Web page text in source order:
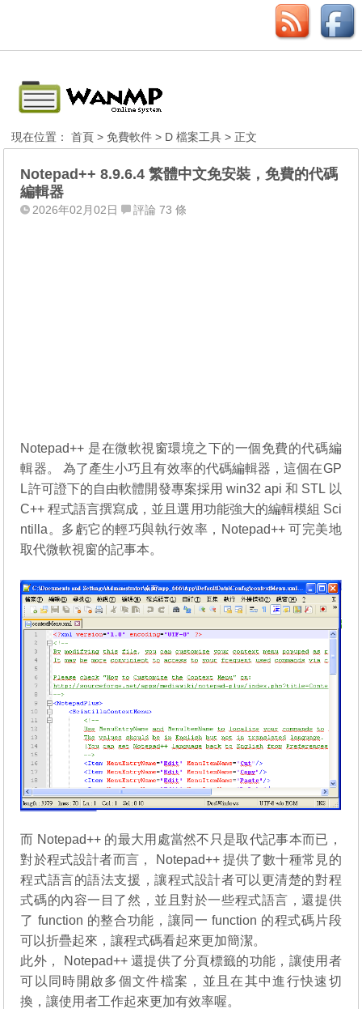
現在位置：首頁 >免費軟件 > D 檔案工具 > 正文
Notepad++ 8.9.6.4 繁體中文免安裝，免費的代碼
編輯器
2026年02月02日 評論 73 條
Notepad++ 是在微軟視窗環境之下的一個免費的代碼編
輯器。 為了產生小巧且有效率的代碼編輯器，這個在GP
L許可證下的自由軟體開發專案採用 win32 api 和 STL 以
C++ 程式語言撰寫成，並且選用功能強大的編輯模組 Sci
ntilla。多虧它的輕巧與執行效率，Notepad++ 可完美地
取代微軟視窗的記事本。
而 Notepad++ 的最大用處當然不只是取代記事本而已，
對於程式設計者而言， Notepad++ 提供了數十種常見的
程式語言的語法支援，讓程式設計者可以更清楚的對程
式碼的內容一目了然，並且對於一些程式語言，還提供
了 function 的整合功能，讓同一 function 的程式碼片段
可以折疊起來，讓程式碼看起來更加簡潔。
此外， Notepad++ 還提供了分頁標籤的功能，讓使用者
可以同時開啟多個文件檔案，並且在其中進行快速切
換，讓使用者工作起來更加有效率喔。